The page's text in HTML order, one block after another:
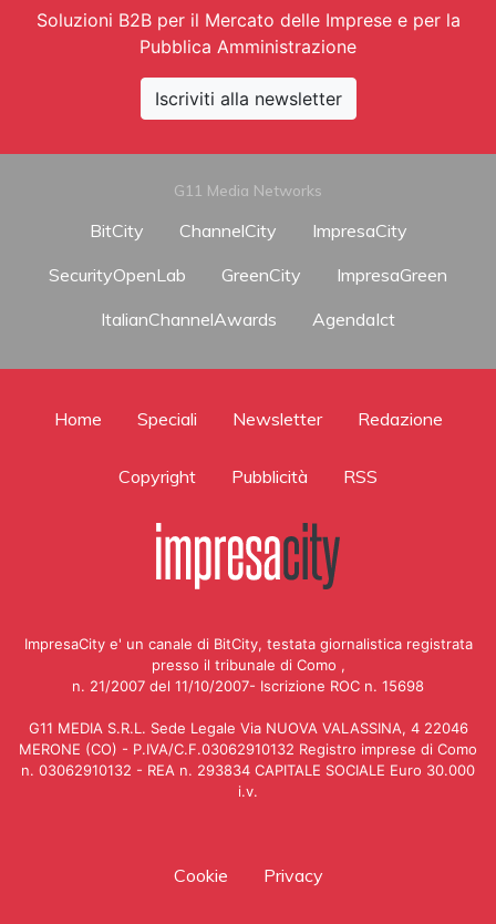
Soluzioni B2B per il Mercato delle Imprese e per la
Pubblica Amministrazione
Iscriviti alla newsletter
G11 Media Networks
BitCity ChannelCity
ImpresaCity
SecurityOpenLab
GreenCity
ImpresaGreen
ItalianChannelAwards
AgendaIct
Home Speciali Newsletter Redazione
Copyright Pubblicità RSS
ImpresaCity e' un canale di BitCity, testata giornalistica registrata
presso il tribunale di Como ,
n. 21/2007 del 11/10/2007- Iscrizione ROC n. 15698
G11 MEDIA S.R.L. Sede Legale Via NUOVA VALASSINA, 4 22046
MERONE (CO) - P.IVA/C.F.03062910132 Registro imprese di Como
n. 03062910132 - REA n. 293834 CAPITALE SOCIALE Euro 30.000
i.v.
Cookie Privacy